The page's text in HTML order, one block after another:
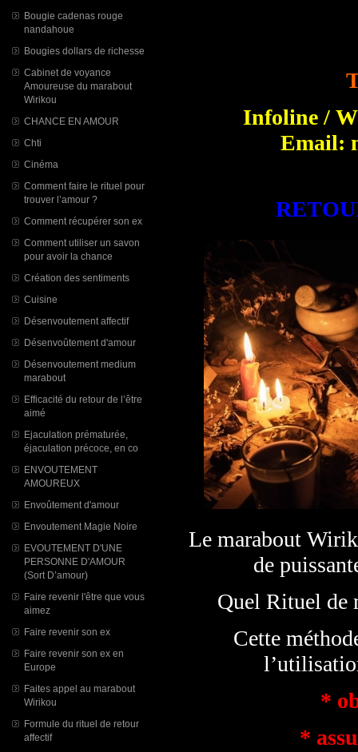
Bougie cadenas rouge
nandahoue
Bougies dollars de richesse
Cabinet de voyance
Amoureuse du marabout
Wirikou
CHANCE EN AMOUR
Chti
Cinéma
Comment faire le rituel pour
trouver l’amour ?
Comment récupérer son ex
Comment utiliser un savon
pour avoir la chance
Création des sentiments
Cuisine
Désenvoutement affectif
Désenvoûtement d'amour
Désenvoutement medium
marabout
Efficacité du retour de l’être
aimé
Ejaculation prématurée,
éjaculation précoce, en co
ENVOUTEMENT
AMOUREUX
Envoûtement d'amour
Envoutement Magie Noire
EVOUTEMENT D'UNE
PERSONNE D'AMOUR
(Sort D’amour)
Faire revenir l'être que vous
aimez
Faire revenir son ex
Faire revenir son ex en
Europe
Faites appel au marabout
Wirikou
Formule du rituel de retour
affectif
Infoline /
Email:
Le marabout
de
​Quel Rituel de
Cette
*
*